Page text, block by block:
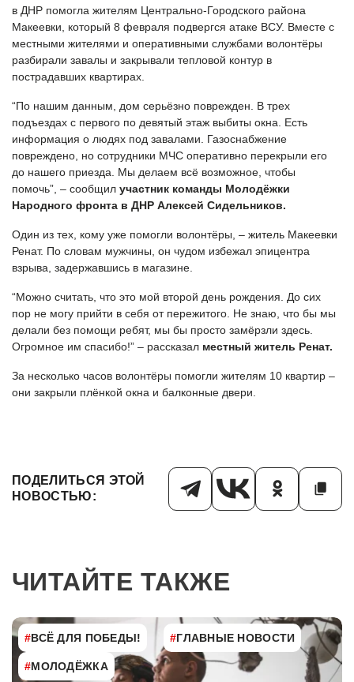
в ДНР помогла жителям Центрально-Городского района
Макеевки, который 8 февраля подвергся атаке ВСУ. Вместе с
местными жителями и оперативными службами волонтёры
разбирали завалы и закрывали тепловой контур в
пострадавших квартирах.
“По нашим данным, дом серьёзно поврежден. В трех
подъездах с первого по девятый этаж выбиты окна. Есть
информация о людях под завалами. Газоснабжение
повреждено, но сотрудники МЧС оперативно перекрыли его
до нашего приезда. Мы делаем всё возможное, чтобы
помочь”, – сообщил участник команды Молодёжки
Народного фронта в ДНР Алексей Сидельников.
Один из тех, кому уже помогли волонтёры, – житель Макеевки
Ренат. По словам мужчины, он чудом избежал эпицентра
взрыва, задержавшись в магазине.
“Можно считать, что это мой второй день рождения. До сих
пор не могу прийти в себя от пережитого. Не знаю, что бы мы
делали без помощи ребят, мы бы просто замёрзли здесь.
Огромное им спасибо!” – рассказал местный житель Ренат.
За несколько часов волонтёры помогли жителям 10 квартир –
они закрыли плёнкой окна и балконные двери.
ПОДЕЛИТЬСЯ ЭТОЙ
НОВОСТЬЮ:
ЧИТАЙТЕ ТАКЖЕ
#ВСЁ ДЛЯ ПОБЕДЫ! #ГЛАВНЫЕ НОВОСТИ
#МОЛОДЁЖКА